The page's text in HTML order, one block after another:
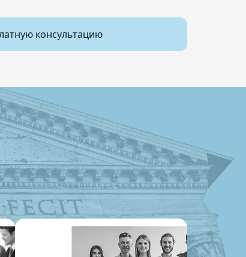
консультацию